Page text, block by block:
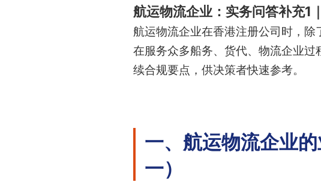
航运物流企业：实务问答补充1
航运物流企业在香港注册公司时，
在服务众多船务、货代、物流企业
续合规要点，供决策者快速参考。
一、航运物流企业
一）